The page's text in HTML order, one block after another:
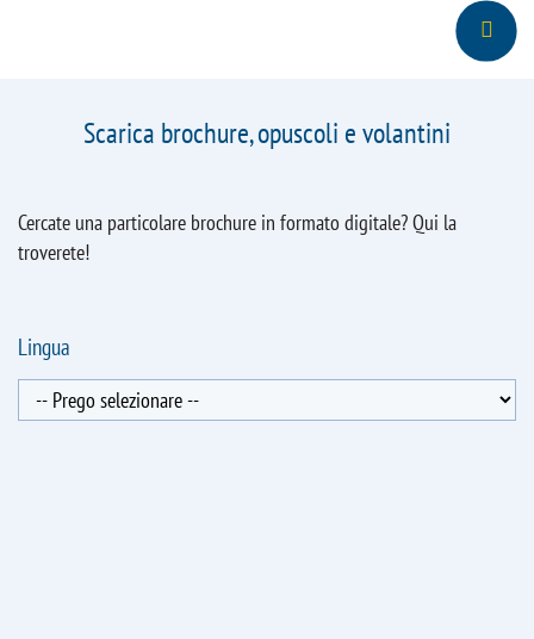
Scarica brochure, opuscoli e volantini
Cercate una particolare brochure in formato digitale? Qui la
troverete!
Lingua